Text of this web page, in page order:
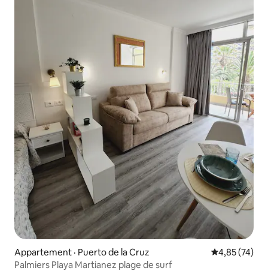
Appartement · Puerto de la Cruz Note
4,85 (74)
Palmiers Playa Martianez plage de surf